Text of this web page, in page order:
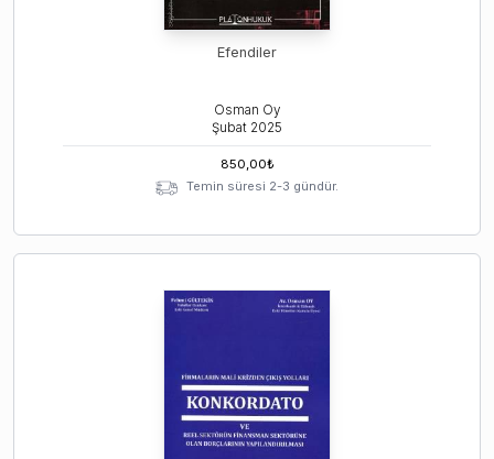
Efendiler
Osman Oy
Şubat 2025
850,00₺
Temin süresi 2-3 gündür.